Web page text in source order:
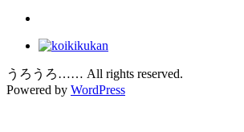
うろうろ…… All rights reserved.
Powered by WordPress